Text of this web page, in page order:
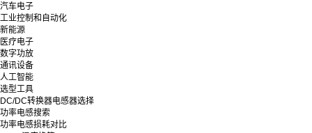
汽车电子
工业控制和自动化
新能源
医疗电子
数字功放
通讯设备
人工智能
选型工具
DC/DC转换器电感器选择
功率电感搜索
功率电感损耗对比